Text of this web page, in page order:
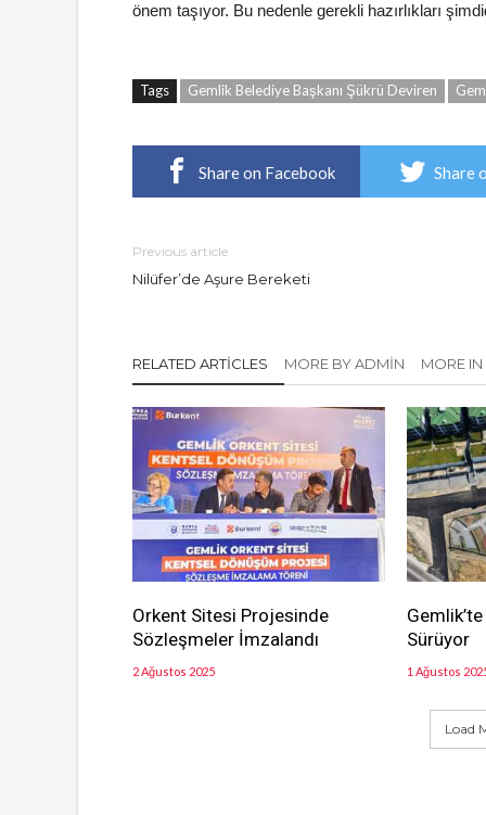
önem taşıyor. Bu nedenle gerekli hazırlıkları
Tags Gemlik Belediye Başkanı Şükrü Deviren
Share on Facebook Share
Previous article
Nilüfer’de Aşure Bereketi
RELATED ARTICLES MORE BY ADMIN MORE
Orkent Sitesi Projesinde
Sözleşmeler İmzalandı
2 Ağustos 2025
Sürüyor
1 Ağustos
Load